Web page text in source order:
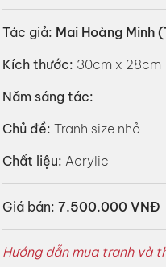
Tác giả: Mai Hoàng Minh
Kích thước: 30cm x 28cm
Năm sáng tác:
Chủ đề: Tranh size nhỏ
Chất liệu: Acrylic
Giá bán: 7.500.000 VNĐ
Hướng dẫn mua tranh và